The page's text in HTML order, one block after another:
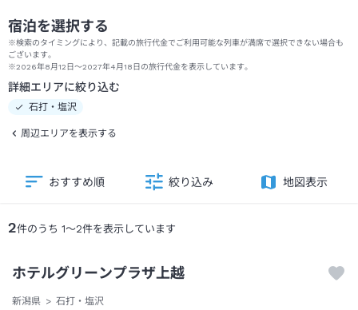
宿泊を選択する
※検索のタイミングにより、記載の旅行代金でご利用可能な列車が満席で選択できない場合も
ございます。
※2026年8月12日～2027年4月18日の旅行代金を表示しています。
詳細エリアに絞り込む
石打・塩沢
周辺エリアを表示する
2件のうち 1～2件を表示しています
おすすめ順 絞り込み 地図表示
ホテルグリーンプラザ上越
新潟県 石打・塩沢